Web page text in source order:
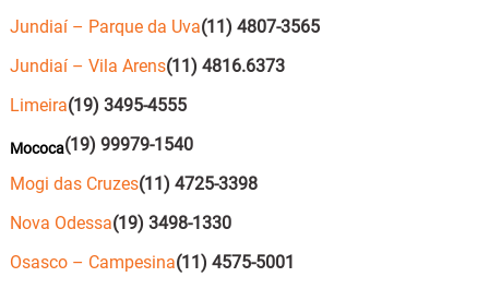
Jundiaí – Parque da Uva(11) 4807-3565
Jundiaí – Vila Arens(11) 4816.6373
Limeira(19) 3495-4555
Mococa(19) 99979-1540
Mogi das Cruzes(11) 4725-3398
Nova Odessa(19) 3498-1330
Osasco – Campesina(11) 4575-5001